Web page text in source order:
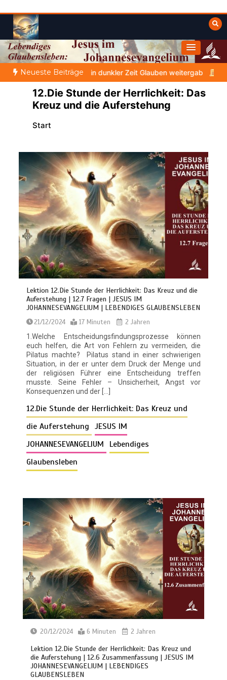
Inhalt
springen
Weisheiten der Bibel
Himmelwärts
Neueste Beiträge
| Bibelstudium | 07.08.2026 | Hiob | Kap.42 – Das
12.Die Stunde der Herrlichkeit: Das
Kreuz und die Auferstehung
Start
Lektion 12.Die Stunde der Herrlichkeit: Das Kreuz und die
Auferstehung | 12.7 Fragen | JESUS IM
JOHANNESEVANGELIUM | LEBENDIGES GLAUBENSLEBEN
21/12/2024 17 Minuten
2 Jahren
1.Welche Entscheidungsfindungsprozesse können
euch helfen, die Art von Fehlern zu vermeiden, die
Pilatus machte? Pilatus stand in einer schwierigen
Situation, in der er unter dem Druck der Menge und
der religiösen Führer eine Entscheidung treffen
musste. Seine Fehler – Unsicherheit, Angst vor
Konsequenzen und der […]
12.Die Stunde der Herrlichkeit: Das Kreuz und
die Auferstehung
JESUS IM
JOHANNESEVANGELIUM
Lebendiges
Glaubensleben
20/12/2024 6 Minuten 2 Jahren
Lektion 12.Die Stunde der Herrlichkeit: Das Kreuz und
die Auferstehung | 12.6 Zusammenfassung | JESUS IM
JOHANNESEVANGELIUM | LEBENDIGES
GLAUBENSLEBEN